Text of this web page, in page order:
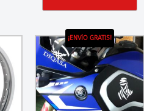
¡ENVÍO GRATIS!